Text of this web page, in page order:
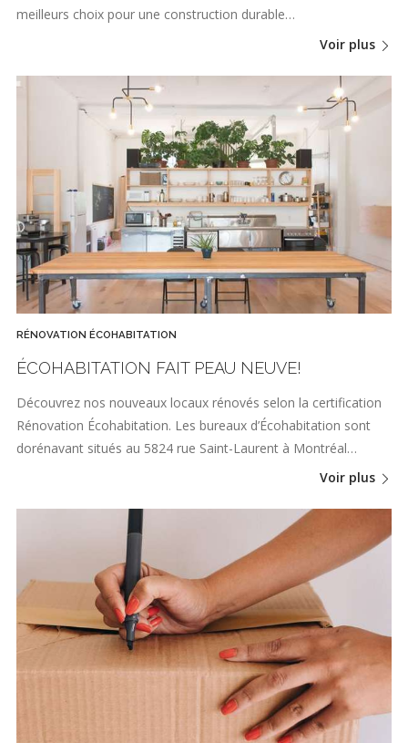
meilleurs choix pour une construction durable…
Voir plus
RÉNOVATION ÉCOHABITATION
ÉCOHABITATION FAIT PEAU NEUVE!
Découvrez nos nouveaux locaux rénovés selon la certification
Rénovation Écohabitation. Les bureaux d’Écohabitation sont
dorénavant situés au 5824 rue Saint-Laurent à Montréal…
Voir plus